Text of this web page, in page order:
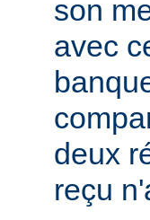
son
avec
deux
reçu